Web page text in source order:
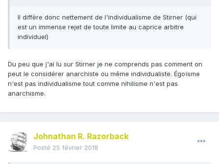
Il diffère donc nettement de l'individualisme de Stirner (qui
est un immense rejet de toute limite au caprice arbitre
individuel)
Du peu que j'ai lu sur Stirner je ne comprends pas comment on
peut le considérer anarchiste ou même individualiste. Égoïsme
n'est pas individualisme tout comme nihilisme n'est pas
anarchisme.
Johnathan R. Razorback
Posté 25 février 2018